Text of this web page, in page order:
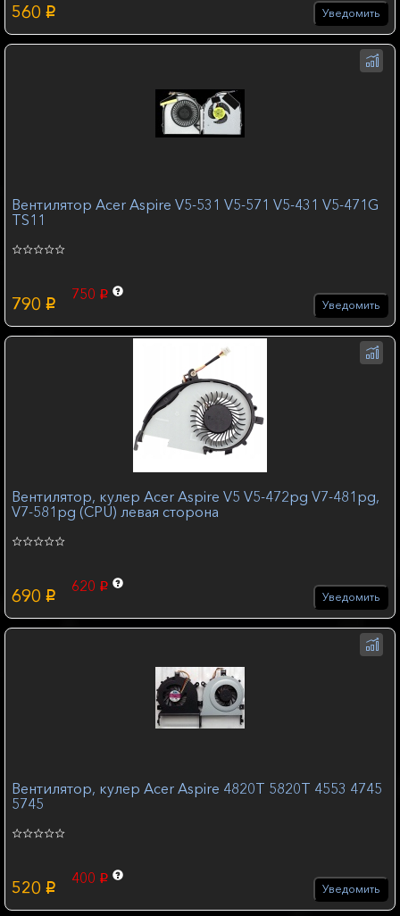
560 p Уведомить
Вентилятор Acer Aspire V5-531 V5-571 V5-431 V5-471G
TS11
790 p
750 p
Уведомить
Вентилятор, кулер Acer Aspire V5 V5-472pg V7-481pg,
V7-581pg (CPU) левая сторона
690 p
620 p
Уведомить
Вентилятор, кулер Acer Aspire 4820T 5820T 4553 4745
5745
520 p
400 p
Уведомить